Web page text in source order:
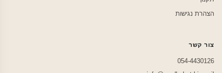
הצהרת נגישות
צור קשר
054-4430126